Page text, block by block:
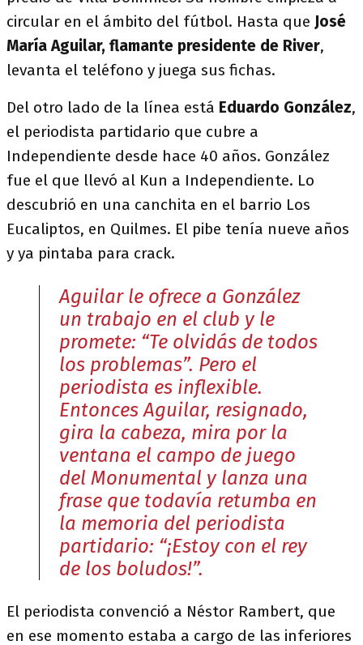
circular en el ámbito del fútbol. Hasta que José
María Aguilar, flamante presidente de River,
levanta el teléfono y juega sus fichas.
Del otro lado de la línea está Eduardo González,
el periodista partidario que cubre a
Independiente desde hace 40 años. González
fue el que llevó al Kun a Independiente. Lo
descubrió en una canchita en el barrio Los
Eucaliptos, en Quilmes. El pibe tenía nueve años
y ya pintaba para crack.
Aguilar le ofrece a González
un trabajo en el club y le
promete: “Te olvidás de todos
los problemas”. Pero el
periodista es inflexible.
Entonces Aguilar, resignado,
gira la cabeza, mira por la
ventana el campo de juego
del Monumental y lanza una
frase que todavía retumba en
la memoria del periodista
partidario: “¡Estoy con el rey
de los boludos!”.
El periodista convenció a Néstor Rambert, que
en ese momento estaba a cargo de las inferiores